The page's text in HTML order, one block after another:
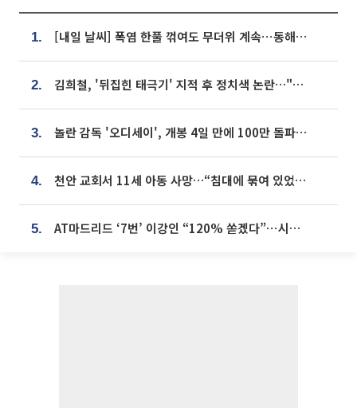
1. [내일 날씨] 폭염 한풀 꺾여도 무더위 계속⋯동해안 이틀 연속 비
2. 김희철, '뒤집힌 태극기' 지적 후 정치색 논란…"좌우 떠나 우리나라 국기"
3. 놀란 감독 '오디세이', 개봉 4일 만에 100만 돌파⋯'왕사남' 보다 빠르다
4. 천안 교회서 11세 아동 사망…“침대에 묶여 있었다” 진술 확보
5. AT마드리드 ‘7번’ 이강인 “120% 쏟겠다”⋯시메오네 감독 “필요한 선수”